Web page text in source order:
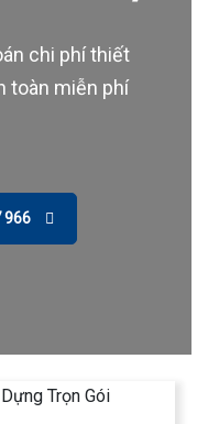
chi phí thiết
toàn miễn phí
966